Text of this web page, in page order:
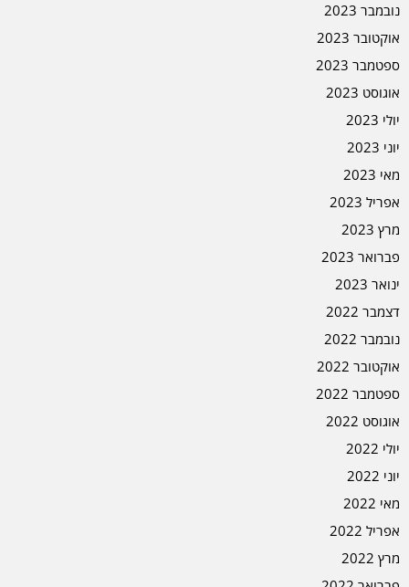
נובמבר 2023
אוקטובר 2023
ספטמבר 2023
אוגוסט 2023
יולי 2023
יוני 2023
מאי 2023
אפריל 2023
מרץ 2023
פברואר 2023
ינואר 2023
דצמבר 2022
נובמבר 2022
אוקטובר 2022
ספטמבר 2022
אוגוסט 2022
יולי 2022
יוני 2022
מאי 2022
אפריל 2022
מרץ 2022